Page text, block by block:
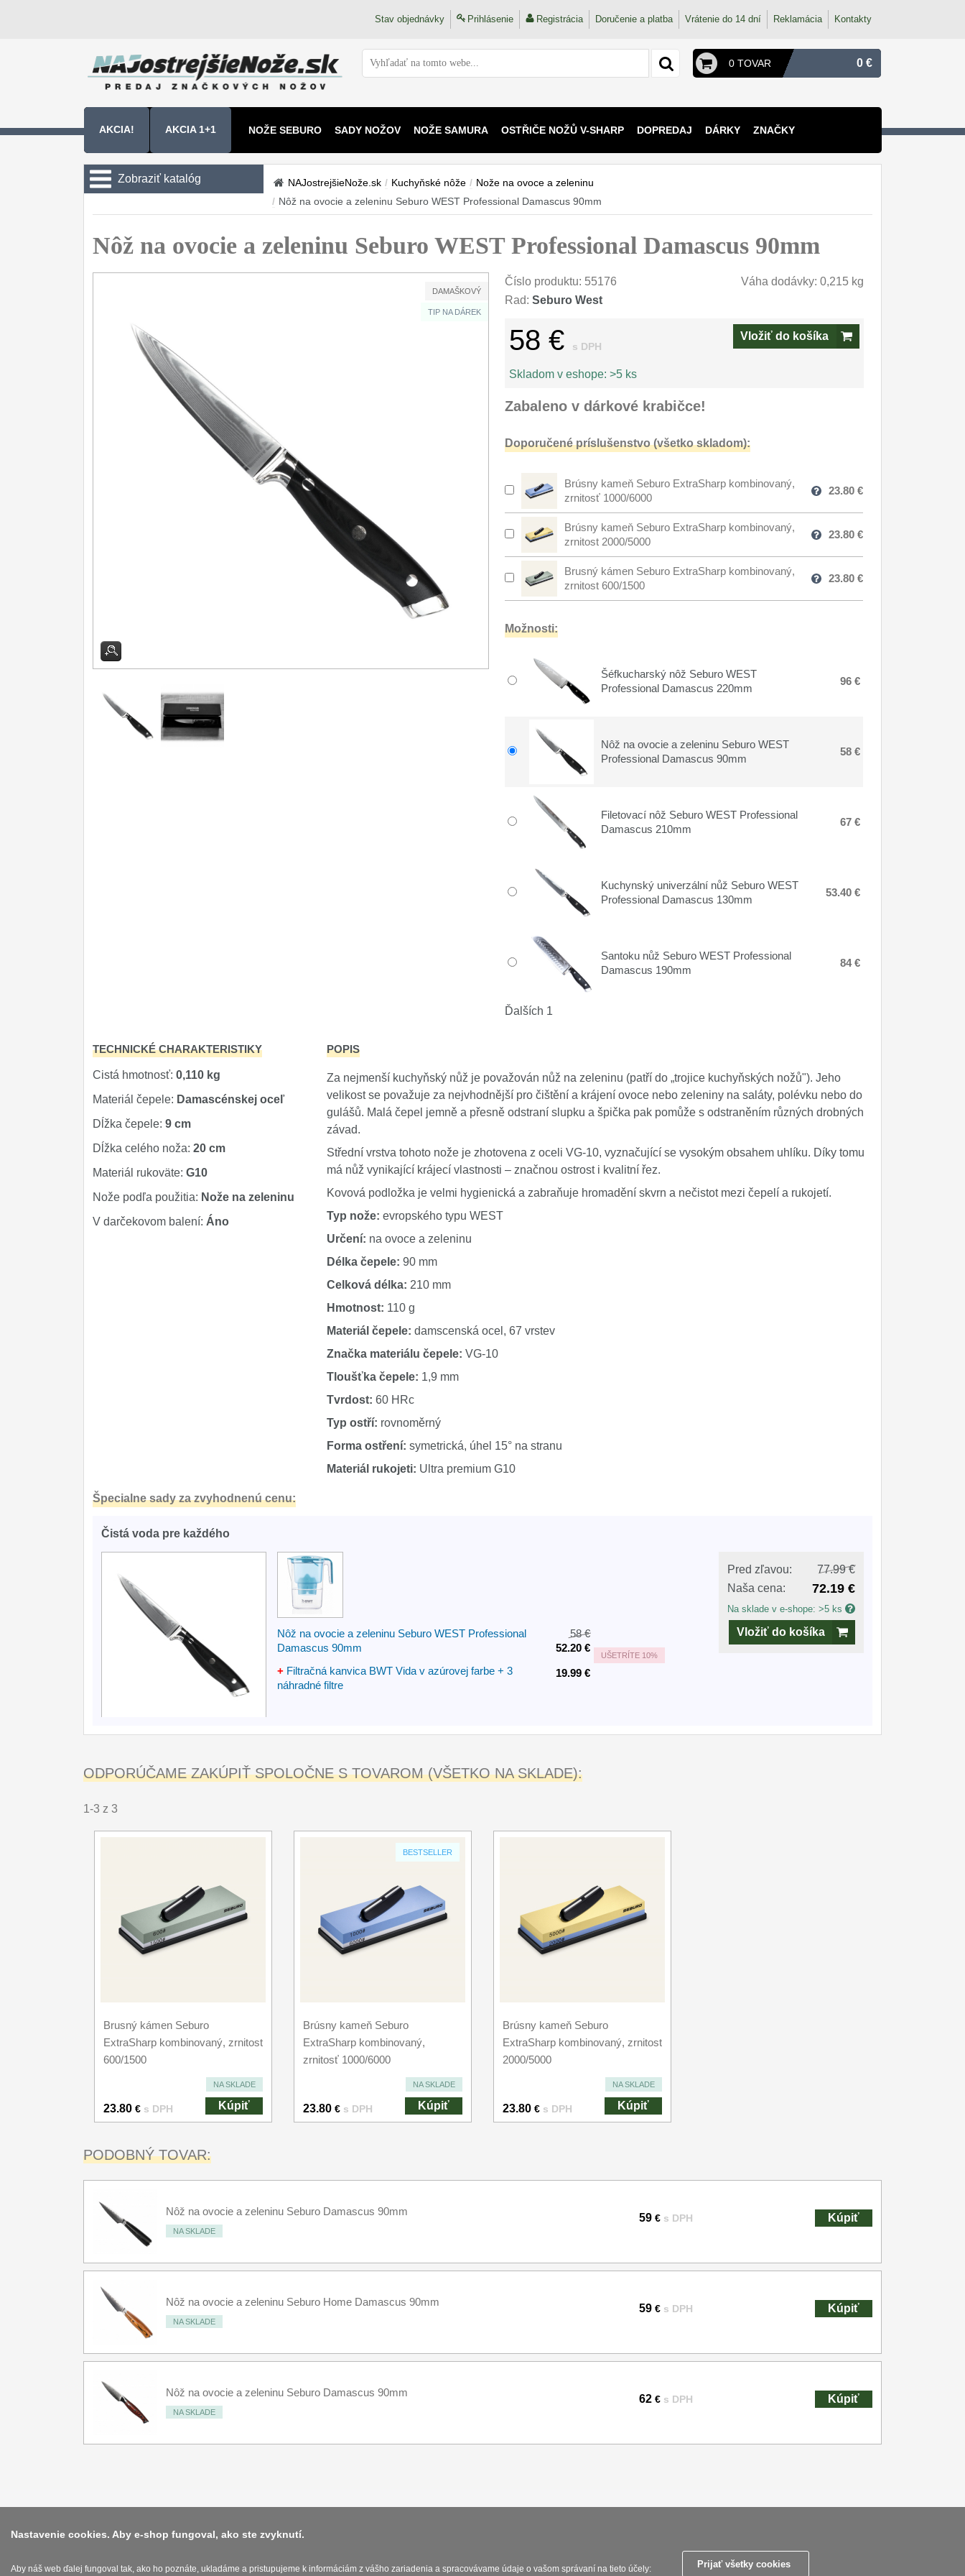
Stav objednávky Prihlásenie Registrácia Doručenie a platba Vrátenie do 14 dní Reklamácia Kontakty
0 TOVAR 0 €
AKCIA! AKCIA 1+1 NOŽE SEBURO SADY NOŽOV NOŽE SAMURA OSTŘIČE NOŽŮ V-SHARP DOPREDAJ DÁRKY ZNAČKY
Zobraziť katalóg
Sady nožov
Nože na ovoce a zeleninu
Santoku nože 46
Nože NAKIRI 17
Japonské nože
Príslušenstvo 2
Zavírací nože
Nože s pevnou čepeľou
NAJostrejšieNože.sk / Kuchyňské nôže / Nože na ovoce a zeleninu
/ Nôž na ovocie a zeleninu Seburo WEST Professional Damascus 90mm
Nôž na ovocie a zeleninu Seburo WEST Professional Damascus 90mm
DAMAŠKOVÝ
TIP NA DÁREK
Číslo produktu: 55176
Váha dodávky: 0,215 kg
Rad: Seburo West
58 € s DPH
Vložiť do košíka
Skladom v eshope: >5 ks
Zabaleno v dárkové krabičce!
Doporučené príslušenstvo (všetko skladom):
Brúsny kameň Seburo ExtraSharp kombinovaný,
zrnitosť 1000/6000
23.80 €
Brúsny kameň Seburo ExtraSharp kombinovaný,
zrnitost 2000/5000
23.80 €
Brusný kámen Seburo ExtraSharp kombinovaný,
zrnitost 600/1500
23.80 €
Možnosti:
Šéfkucharský nôž Seburo WEST
Professional Damascus 220mm
96 €
Nôž na ovocie a zeleninu Seburo WEST
Professional Damascus 90mm
58 €
Filetovací nôž Seburo WEST Professional
Damascus 210mm
67 €
Kuchynský univerzální nůž Seburo WEST
Professional Damascus 130mm
53.40 €
Santoku nůž Seburo WEST Professional
Damascus 190mm
84 €
Ďalších 1
TECHNICKÉ CHARAKTERISTIKY
Cistá hmotnosť: 0,110 kg
Materiál čepele: Damascénskej oceľ
Dĺžka čepele: 9 cm
Dĺžka celého noža: 20 cm
Materiál rukoväte: G10
Nože podľa použitia: Nože na zeleninu
V darčekovom balení: Áno
POPIS
Za nejmenší kuchyňský nůž je považován nůž na zeleninu (patří do „trojice kuchyňských nožů"). Jeho
velikost se považuje za nejvhodnější pro čištění a krájení ovoce nebo zeleniny na saláty, polévku nebo do
gulášů. Malá čepel jemně a přesně odstraní slupku a špička pak pomůže s odstraněním různých drobných
závad.
Střední vrstva tohoto nože je zhotovena z oceli VG-10, vyznačující se vysokým obsahem uhlíku. Díky tomu
má nůž vynikající krájecí vlastnosti – značnou ostrost i kvalitní řez.
Kovová podložka je velmi hygienická a zabraňuje hromadění skvrn a nečistot mezi čepelí a rukojetí.
Typ nože: evropského typu WEST
Určení: na ovoce a zeleninu
Délka čepele: 90 mm
Celková délka: 210 mm
Hmotnost: 110 g
Materiál čepele: damscenská ocel, 67 vrstev
Značka materiálu čepele: VG-10
Tloušťka čepele: 1,9 mm
Tvrdost: 60 HRc
Typ ostří: rovnoměrný
Forma ostření: symetrická, úhel 15° na stranu
Materiál rukojeti: Ultra premium G10
Špecialne sady za zvyhodnenú cenu:
Čistá voda pre každého
Nôž na ovocie a zeleninu Seburo WEST Professional
Damascus 90mm
58 €
52.20 €
UŠETRÍTE 10%
+ Filtračná kanvica BWT Vida v azúrovej farbe + 3
náhradné filtre
19.99 €
Pred zľavou:
77.99 €
Naša cena:
72.19 €
Na sklade v e-shope: >5 ks
Vložiť do košíka
ODPORÚČAME ZAKÚPIŤ SPOLOČNE S TOVAROM (VŠETKO NA SKLADE):
1-3 z 3
Brusný kámen Seburo
ExtraSharp kombinovaný, zrnitost
600/1500
NA SKLADE
23.80 € s DPH Kúpiť
BESTSELLER
Brúsny kameň Seburo
ExtraSharp kombinovaný,
zrnitosť 1000/6000
NA SKLADE
23.80 € s DPH Kúpiť
Brúsny kameň Seburo
ExtraSharp kombinovaný, zrnitost
2000/5000
NA SKLADE
23.80 € s DPH Kúpiť
PODOBNÝ TOVAR:
Nôž na ovocie a zeleninu Seburo Damascus 90mm
NA SKLADE
59 € s DPH Kúpiť
Nôž na ovocie a zeleninu Seburo Home Damascus 90mm
NA SKLADE
59 € s DPH Kúpiť
Nôž na ovocie a zeleninu Seburo Damascus 90mm
NA SKLADE
62 € s DPH Kúpiť
Nastavenie súborov cookies
Nastavenie cookies. Aby e-shop fungoval, ako ste zvyknutí.
Aby náš web ďalej fungoval tak, ako ho poznáte, ukladáme a pristupujeme k informáciám z vášho zariadenia a spracovávame údaje o vašom správaní na tieto účely: Prijať všetky cookies